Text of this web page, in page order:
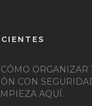
ORGANIZAR
CON
AQUÍ.